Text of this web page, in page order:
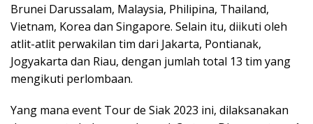
Brunei Darussalam, Malaysia, Philipina, Thailand,
Vietnam, Korea dan Singapore. Selain itu, diikuti oleh
atlit-atlit perwakilan tim dari Jakarta, Pontianak,
Jogyakarta dan Riau, dengan jumlah total 13 tim yang
mengikuti perlombaan.
Yang mana event Tour de Siak 2023 ini, dilaksanakan